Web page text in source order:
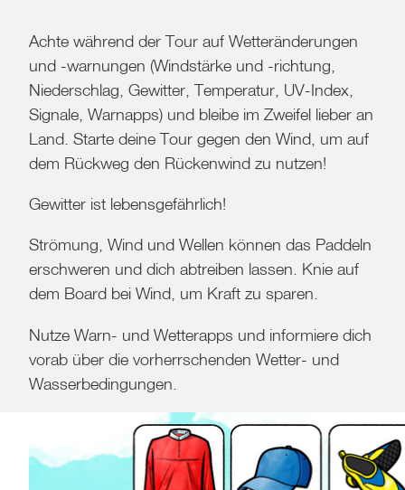
Achte während der Tour auf Wetteränderungen
und -warnungen (Windstärke und -richtung,
Niederschlag, Gewitter, Temperatur, UV-Index,
Signale, Warnapps) und bleibe im Zweifel lieber an
Land. Starte deine Tour gegen den Wind, um auf
dem Rückweg den Rückenwind zu nutzen!
Gewitter ist lebensgefährlich!
Strömung, Wind und Wellen können das Paddeln
erschweren und dich abtreiben lassen. Knie auf
dem Board bei Wind, um Kraft zu sparen.
Nutze Warn- und Wetterapps und informiere dich
vorab über die vorherrschenden Wetter- und
Wasserbedingungen.